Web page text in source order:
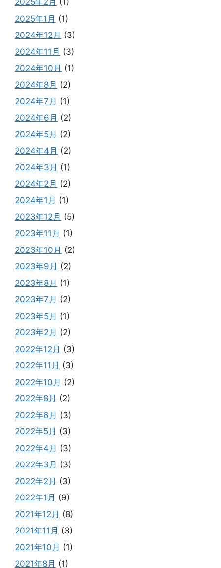
2025年2月 (1)
2025年1月 (1)
2024年12月 (3)
2024年11月 (3)
2024年10月 (1)
2024年8月 (2)
2024年7月 (1)
2024年6月 (2)
2024年5月 (2)
2024年4月 (2)
2024年3月 (1)
2024年2月 (2)
2024年1月 (1)
2023年12月 (5)
2023年11月 (1)
2023年10月 (2)
2023年9月 (2)
2023年8月 (1)
2023年7月 (2)
2023年5月 (1)
2023年2月 (2)
2022年12月 (3)
2022年11月 (3)
2022年10月 (2)
2022年8月 (2)
2022年6月 (3)
2022年5月 (3)
2022年4月 (3)
2022年3月 (3)
2022年2月 (3)
2022年1月 (9)
2021年12月 (8)
2021年11月 (3)
2021年10月 (1)
2021年8月 (1)